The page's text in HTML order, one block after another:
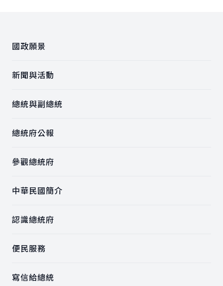
國政願景
新聞與活動
總統與副總統
總統府公報
參觀總統府
中華民國簡介
認識總統府
便民服務
寫信給總統